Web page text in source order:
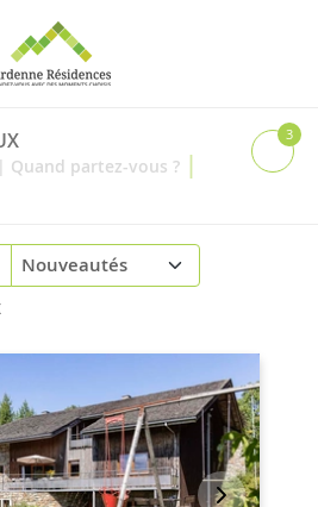
| Quand partez-vous ? |
3